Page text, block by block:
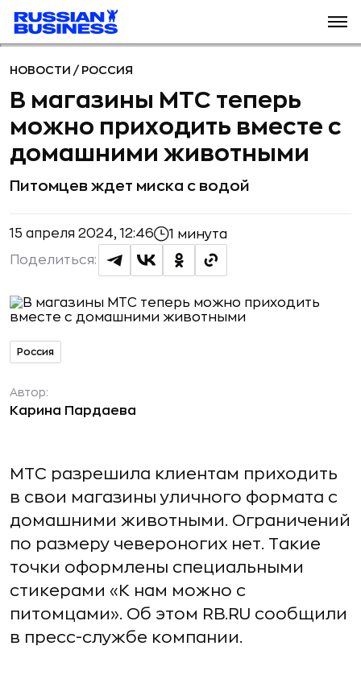
НОВОСТИ / РОССИЯ
В магазины МТС теперь
можно приходить вместе с
домашними животными
Питомцев ждет миска с водой
15 апреля 2024, 12:46 1 минута
Поделиться:
Россия
Автор:
Карина Пардаева
МТС разрешила клиентам приходить
в свои магазины уличного формата с
домашними животными. Ограничений
по размеру чевероногих нет. Такие
точки оформлены специальными
стикерами «К нам можно с
питомцами». Об этом RB.RU сообщили
в пресс-службе компании.